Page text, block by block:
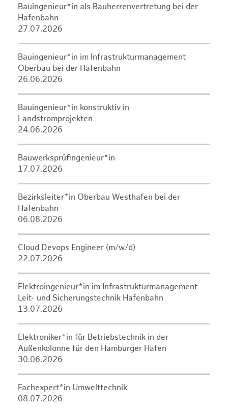
Bauingenieur*in als Bauherrenvertretung bei der
Hafenbahn
27.07.2026
Bauingenieur*in im Infrastrukturmanagement
Oberbau bei der Hafenbahn
26.06.2026
Bauingenieur*in konstruktiv in
Landstromprojekten
24.06.2026
Bauwerksprüfingenieur*in
17.07.2026
Bezirksleiter*in Oberbau Westhafen bei der
Hafenbahn
06.08.2026
Cloud Devops Engineer (m/w/d)
22.07.2026
Elektroingenieur*in im Infrastrukturmanagement
Leit- und Sicherungstechnik Hafenbahn
13.07.2026
Elektroniker*in für Betriebstechnik in der
Außenkolonne für den Hamburger Hafen
30.06.2026
Fachexpert*in Umwelttechnik
08.07.2026